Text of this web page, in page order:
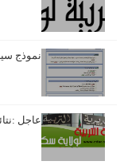
نموذج
عاجل